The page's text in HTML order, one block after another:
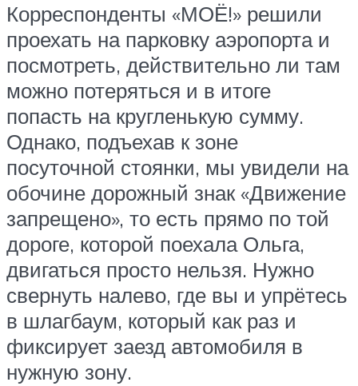
Корреспонденты «МОЁ!» решили
проехать на парковку аэропорта и
посмотреть, действительно ли там
можно потеряться и в итоге
попасть на кругленькую сумму.
Однако, подъехав к зоне
посуточной стоянки, мы увидели на
обочине дорожный знак «Движение
запрещено», то есть прямо по той
дороге, которой поехала Ольга,
двигаться просто нельзя. Нужно
свернуть налево, где вы и упрётесь
в шлагбаум, который как раз и
фиксирует заезд автомобиля в
нужную зону.